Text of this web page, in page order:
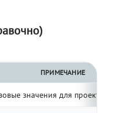
ПРИМЕЧАНИЕ
значения для